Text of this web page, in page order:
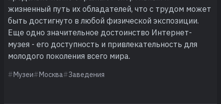
жизненный путь их обладателей, что с трудом может
быть достигнуто в любой физической экспозиции.
Еще одно значительное достоинство Интернет-
музея - его доступность и привлекательность для
молодого поколения всего мира.
Музеи Москва Заведения